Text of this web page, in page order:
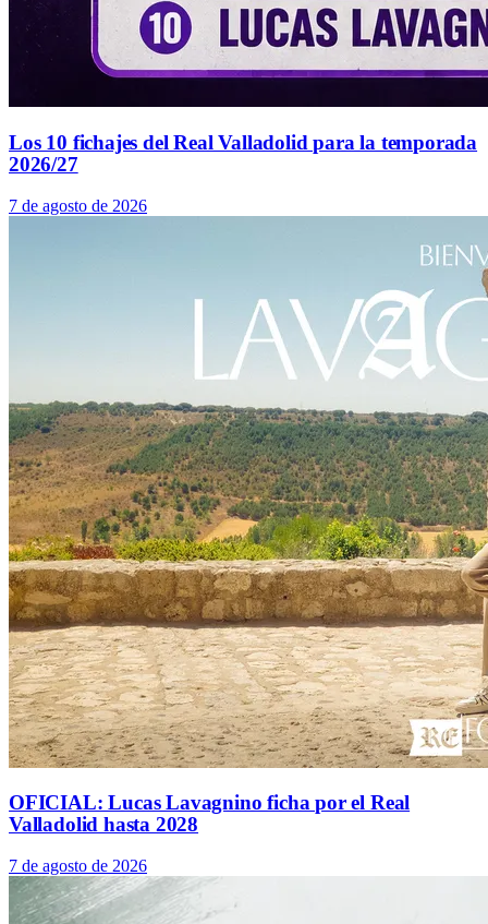
Los 10 fichajes del Real Valladolid para la temporada
2026/27
7 de agosto de 2026
OFICIAL: Lucas Lavagnino ficha por el Real
Valladolid hasta 2028
7 de agosto de 2026